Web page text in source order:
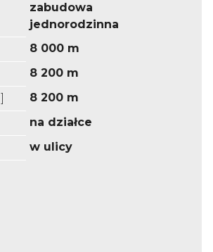
zabudowa
jednorodzinna
8 000 m
8 200 m
8 200 m
na działce
w ulicy